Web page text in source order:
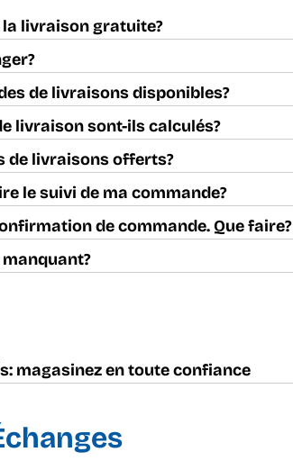
livraison gratuite?
de livraisons disponibles?
livraison sont-ils calculés?
de livraisons offerts?
le suivi de ma commande?
de commande. Que faire?
magasinez en toute confiance